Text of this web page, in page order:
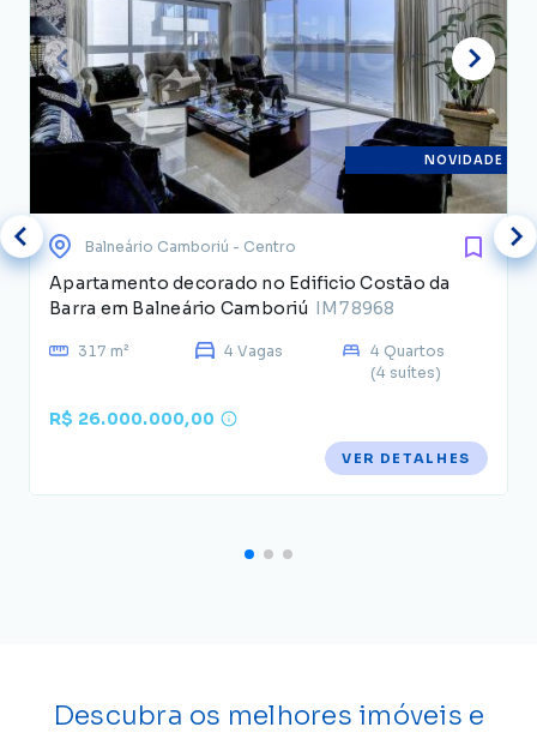
NOVIDADE
Balneário Camboriú - Centro
Apartamento decorado no Edificio Costão da
Barra em Balneário Camboriú IM78968
317 m² 4 Vagas
4 Quartos
(4 suítes)
R$ 26.000.000,00
VER DETALHES
Descubra os melhores imóveis e